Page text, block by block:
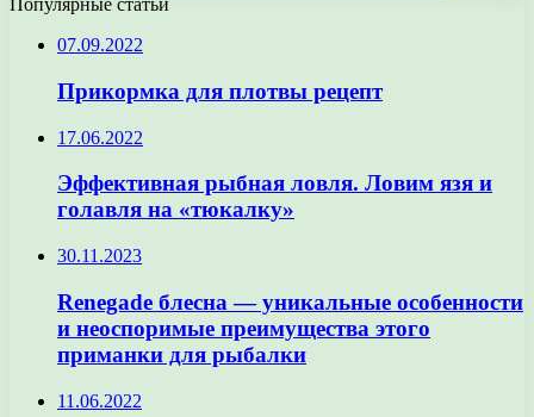
Популярные статьи
07.09.2022
Прикормка для плотвы рецепт
17.06.2022
Эффективная рыбная ловля. Ловим язя и
голавля на «тюкалку»
30.11.2023
Renegade блесна — уникальные особенности
и неоспоримые преимущества этого
приманки для рыбалки
11.06.2022